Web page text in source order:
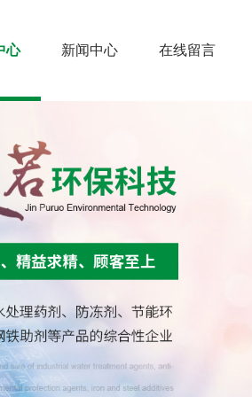
心 新闻中心 在线留言